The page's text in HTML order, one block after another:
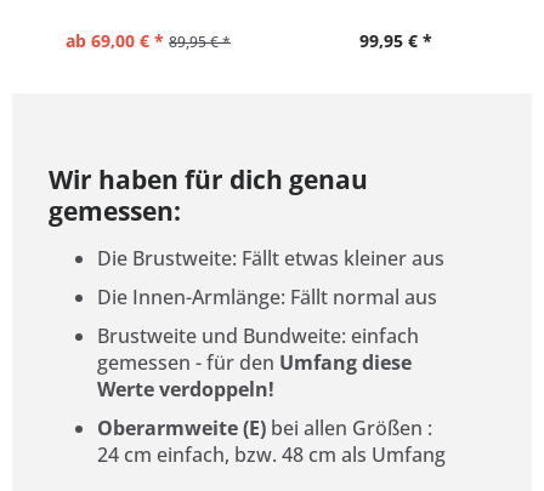
ab 69,00 € * 89,95 € * 99,95 € *
Wir haben für dich genau
gemessen:
Die Brustweite: Fällt etwas kleiner aus
Die Innen-Armlänge: Fällt normal aus
Brustweite und Bundweite: einfach
gemessen - für den Umfang diese
Werte verdoppeln!
Oberarmweite (E) bei allen Größen :
24 cm einfach, bzw. 48 cm als Umfang